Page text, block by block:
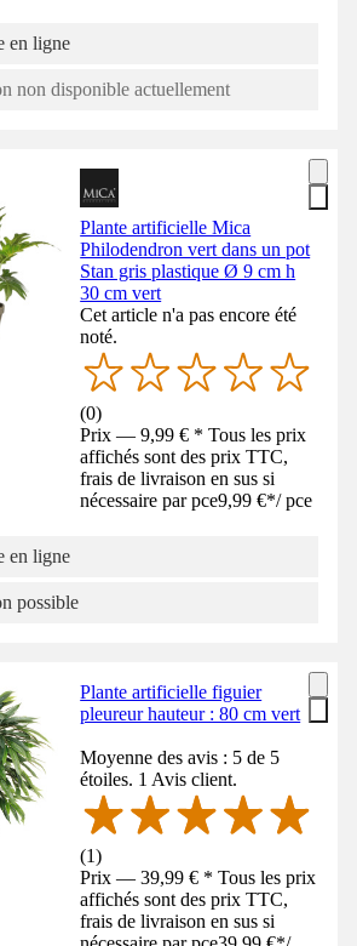
en ligne
non disponible actuellement
Plante artificielle Mica
Philodendron vert dans un pot
Stan gris plastique Ø 9 cm h
30 cm vert
Cet article n'a pas encore été
noté.
(0)
Prix — 9,99 € * Tous les prix
affichés sont des prix TTC,
frais de livraison en sus si
nécessaire par pce9,99 €*/ pce
en ligne
possible
Plante artificielle figuier
pleureur hauteur : 80 cm vert
Moyenne des avis : 5 de 5
étoiles. 1 Avis client.
(1)
Prix — 39,99 € * Tous les prix
affichés sont des prix TTC,
frais de livraison en sus si